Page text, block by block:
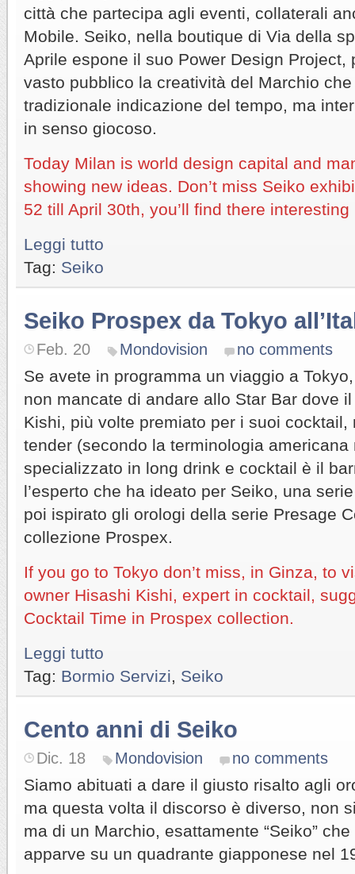
città che partecipa agli eventi, collaterali
Mobile. Seiko, nella boutique di Via della
Aprile espone il suo Power Design Project,
vasto pubblico la creatività del Marchio
tradizionale indicazione del tempo, ma
in senso giocoso.
Today Milan is world design capital and
showing new ideas. Don’t miss Seiko
52 till April 30th, you’ll find there
Leggi tutto
Tag: Seiko
Seiko Prospex da Tokyo
Feb. 20 Mondovision no comments
Se avete in programma un viaggio a
non mancate di andare allo Star Bar dove
Kishi, più volte premiato per i suoi cocktail,
tender (secondo la terminologia
specializzato in long drink e cocktail è il
l’esperto che ha ideato per Seiko, una
poi ispirato gli orologi della serie Presage
collezione Prospex.
If you go to Tokyo don’t miss, in Ginza, to
owner Hisashi Kishi, expert in cocktail,
Cocktail Time in Prospex collection.
Leggi tutto
Tag: Bormio Servizi Seiko
Cento anni di Seiko
Dic. 18 Mondovision no comments
Siamo abituati a dare il giusto risalto agli
ma questa volta il discorso è diverso, non
ma di un Marchio, esattamente “Seiko”
apparve su un quadrante giapponese nel